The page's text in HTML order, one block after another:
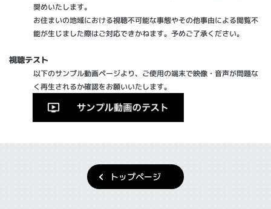
奨めいたします。
お住まいの地域における視聴不可能な事態やその他事由による閲覧不
能が生じました際はご対応できかねます。予めご了承ください。
視聴テスト
以下のサンプル動画ページより、ご使用の端末で映像・音声が問題な
く再生されるか確認をお願いいたします。
トップページ